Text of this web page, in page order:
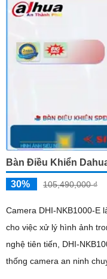
Bàn Điều Khiển
30% 105,490,000 ₫
Camera DHI-NKB1000-E
cho việc xử lý hình ảnh
nghệ tiên tiến, DHI-
thống camera an ninh